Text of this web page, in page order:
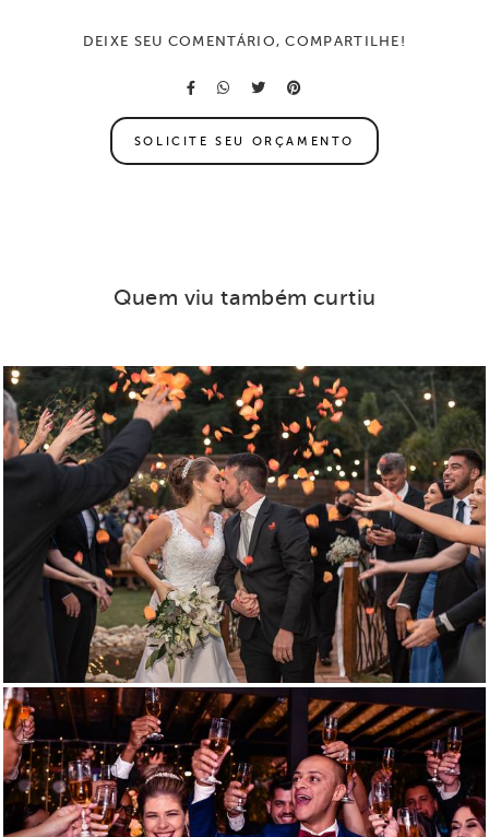
DEIXE SEU COMENTÁRIO, COMPARTILHE!
SOLICITE SEU ORÇAMENTO
Quem viu também curtiu